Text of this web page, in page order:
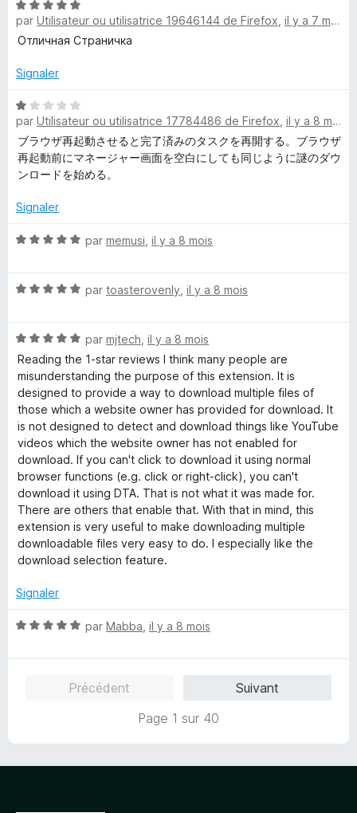
r
5
5
s
u
5
N
o
t
5
u
r
5
par Utilisateur ou utilisatrice 19646144 de Firefox il y a 7 mois
Отличная Страничка
Signaler
N
o
t
é
1
u
5
par Utilisateur ou utilisatrice 17784486 de Firefox il y a 8 mois
ブラウザ再起動させると完了済みのタスクを再開する。ブラウザ
再起動前にマネージャー画面を空白にしても同じように謎のダウ
ンロードを始める。
Signaler
N
é
u
r
5
par memusi il y a 8 mois
N
é
5
s
u
r
5
par toasterovenly il y a 8 mois
N
o
t
é
5
s
u
r
5
par mjtech il y a 8 mois
Reading the 1-star reviews I think many people are
misunderstanding the purpose of this extension. It is
designed to provide a way to download multiple files of
those which a website owner has provided for download. It
is not designed to detect and download things like YouTube
videos which the website owner has not enabled for
download. If you can't click to download it using normal
browser functions (e.g. click or right-click), you can't
download it using DTA. That is not what it was made for.
There are others that enable that. With that in mind, this
extension is very useful to make downloading multiple
downloadable files very easy to do. I especially like the
download selection feature.
Signaler
N
par Mabba il y a 8 mois
Précédent
Suivant
Page 1 sur 40